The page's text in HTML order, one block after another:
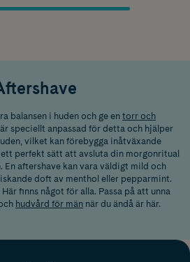
balansen i huden och ge en torr och
speciellt anpassad för detta och hjälper
vilket kan förebygga inåtväxande
perfekt sätt att avsluta din morgonritual
En aftershave kan vara väldigt mild och
doft av menthol eller pepparmint.
finns något för alla. Passa på att unna
hudvård för män när du ändå är här.